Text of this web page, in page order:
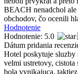
BEACH nenadchol
obchodov, čo ocenili
Hodnotenie
Hodnotenie: 5.0
Dátum pridania
Hotel poskytuje sluzby
velmi ustretovy, cistota
bola vynikajuca,